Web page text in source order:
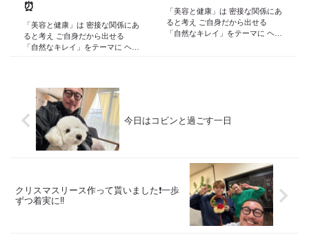
⏰
「美容と健康」は 密接な関係にあ
ると考え ご自身だから出せる
「自然なキレイ」をテーマに ヘア
より スタートしたこのブログ
日々の事や...
「美容と健康」は 密接な関係にあ
ると考え ご自身だから出せる
「自然なキレイ」をテーマに ヘア
今日はコビンと過ごす一日
クリスマスリース作って貰いました❗️一歩
ずつ着実に‼️